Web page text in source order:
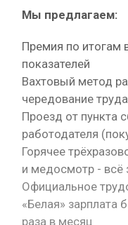
Мы предлагаем:
Премия по итогам
показателей
Вахтовый метод
чередование
Проезд от пункта
работодателя
Горячее
и медосмотр - всё
Официальное
«Белая» зарплата
раза в месяц